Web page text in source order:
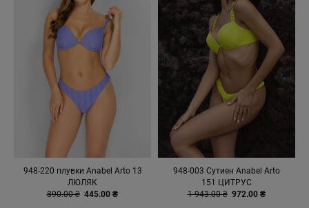
948-220 плувки Anabel Arto 13
ЛЮЛЯК
890.00 ₴ 445.00 ₴
948-003 Сутиен Anabel Arto
151 ЦИТРУС
1 943.00 ₴ 972.00 ₴